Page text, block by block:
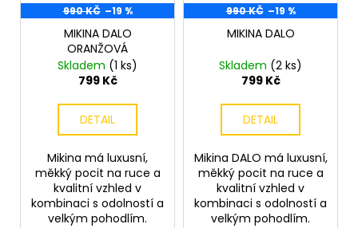
990 KČ –19 %
MIKINA DALO
ORANŽOVÁ
Skladem (1 ks)
799 Kč
DETAIL
Mikina má luxusní,
měkký pocit na ruce a
kvalitní vzhled v
kombinaci s odolností a
velkým pohodlím.
990 KČ –19 %
MIKINA DALO
Skladem (2 ks)
799 Kč
DETAIL
Mikina DALO má luxusní,
měkký pocit na ruce a
kvalitní vzhled v
kombinaci s odolností a
velkým pohodlím.